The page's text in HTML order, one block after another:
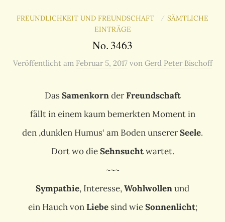
FREUNDLICHKEIT UND FREUNDSCHAFT / SÄMTLICHE
EINTRÄGE
No. 3463
Veröffentlicht am Februar 5, 2017 von Gerd Peter Bischoff
DasSamenkornderFreundschaft
fällt in einem kaum bemerkten Moment in
den ‚dunklen Humus‘ am Boden unsererSeele.
Dort wo dieSehnsuchtwartet.
~~~
Sympathie, Interesse,Wohlwollenund
ein Hauch vonLiebesind wieSonnenlicht;